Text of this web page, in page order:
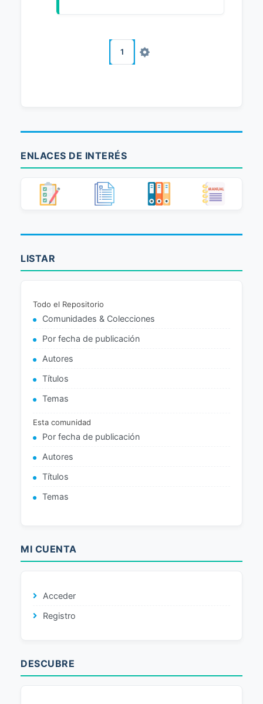
1
ENLACES DE INTERÉS
LISTAR
Todo el Repositorio
Comunidades & Colecciones
Por fecha de publicación
Autores
Títulos
Temas
Esta comunidad
Por fecha de publicación
Autores
Títulos
Temas
MI CUENTA
Acceder
Registro
DESCUBRE